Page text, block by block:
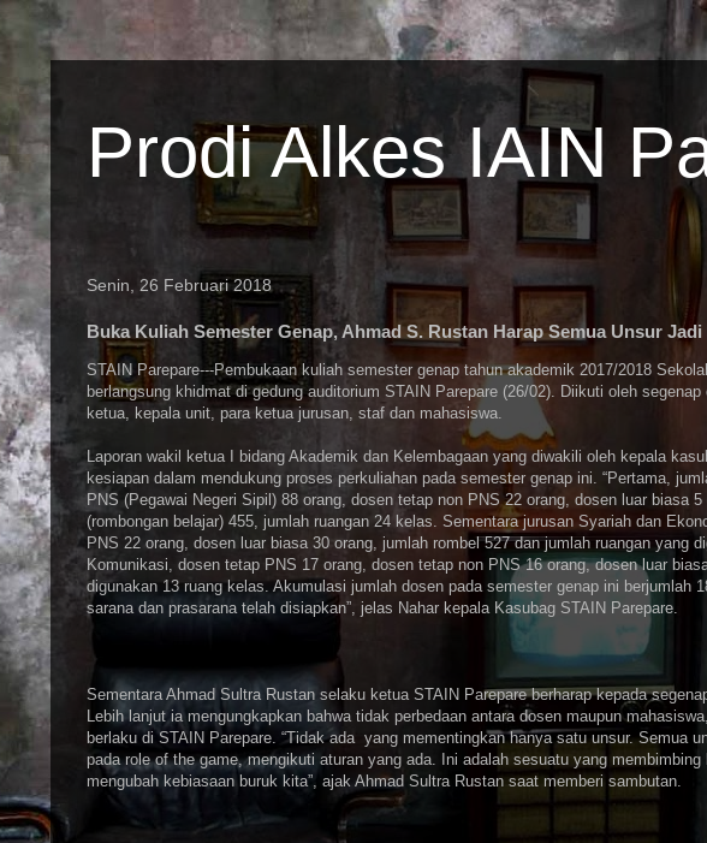
Prodi Alkes IAIN
Senin, 26 Februari 2018
Buka Kuliah Semester Genap, Ahmad S. Rustan Harap Semua Unsur
STAIN Parepare---Pembukaan kuliah semester genap tahun akademik 2017/2018
berlangsung khidmat di gedung auditorium STAIN Parepare (26/02). Diikuti oleh
ketua, kepala unit, para ketua jurusan, staf dan mahasiswa.
Laporan wakil ketua I bidang Akademik dan Kelembagaan yang diwakili oleh kepala
kesiapan dalam mendukung proses perkuliahan pada semester genap ini. “Pertama,
PNS (Pegawai Negeri Sipil) 88 orang, dosen tetap non PNS 22 orang, dosen luar biasa
(rombongan belajar) 455, jumlah ruangan 24 kelas. Sementara jurusan Syariah dan
PNS 22 orang, dosen luar biasa 30 orang, jumlah rombel 527 dan jumlah ruangan yang
Komunikasi, dosen tetap PNS 17 orang, dosen tetap non PNS 16 orang, dosen luar
digunakan 13 ruang kelas. Akumulasi jumlah dosen pada semester genap ini berjumlah
sarana dan prasarana telah disiapkan”, jelas Nahar kepala Kasubag STAIN Parepare.
Sementara Ahmad Sultra Rustan selaku ketua STAIN Parepare berharap kepada
Lebih lanjut ia mengungkapkan bahwa tidak perbedaan antara dosen maupun
berlaku di STAIN Parepare. “Tidak ada yang mementingkan hanya satu unsur. Semua
pada role of the game, mengikuti aturan yang ada. Ini adalah sesuatu yang
mengubah kebiasaan buruk kita”, ajak Ahmad Sultra Rustan saat memberi sambutan.